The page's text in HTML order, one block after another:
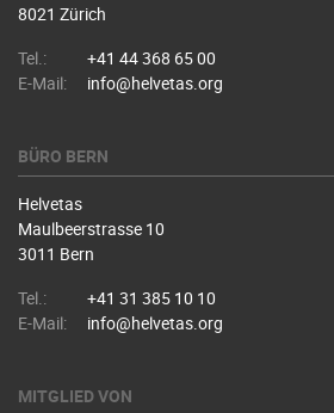
8021 Zürich
Tel.:
+41 44 368 65 00
E-Mail:
info@helvetas.org
BÜRO BERN
Helvetas
Maulbeerstrasse 10
3011 Bern
Tel.:
+41 31 385 10 10
E-Mail:
info@helvetas.org
MITGLIED VON